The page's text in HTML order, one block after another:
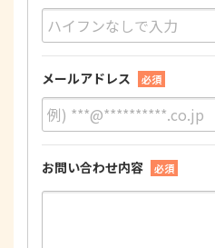
メールアドレス 必須
お問い合わせ内容 必須